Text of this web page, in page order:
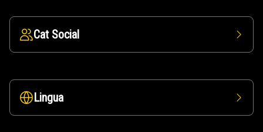
Cat Social
Lingua